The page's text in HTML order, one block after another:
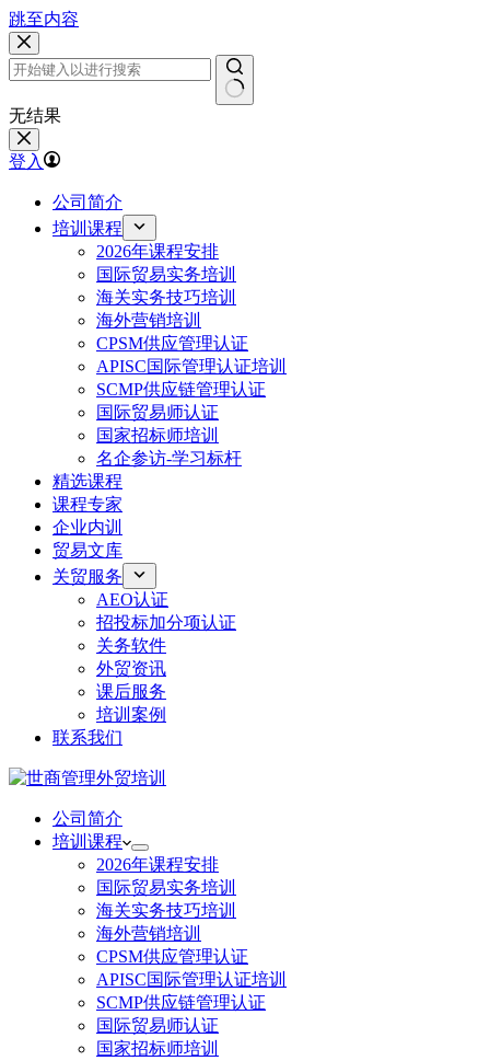
跳至内容
无结果
登入
公司简介
培训课程
2026年课程安排
国际贸易实务培训
海关实务技巧培训
海外营销培训
CPSM供应管理认证
APISC国际管理认证培训
SCMP供应链管理认证
国际贸易师认证
国家招标师培训
名企参访-学习标杆
精选课程
课程专家
企业内训
贸易文库
关贸服务
AEO认证
招投标加分项认证
关务软件
外贸资讯
课后服务
培训案例
联系我们
公司简介
培训课程
2026年课程安排
国际贸易实务培训
海关实务技巧培训
海外营销培训
CPSM供应管理认证
APISC国际管理认证培训
SCMP供应链管理认证
国际贸易师认证
国家招标师培训